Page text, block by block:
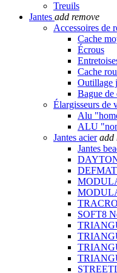
Treuils
Jantes add remove
Accessoires de
Cache
Écrous
Cache
Outillage
Bague de
Élargisseurs de
Alu
ALU
Jantes acier add
Jantes
SOFT8